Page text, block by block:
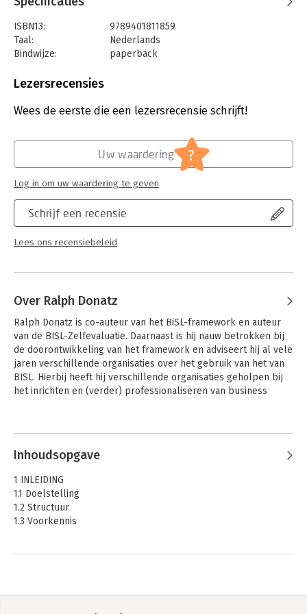
ISBN13:
9789401811859
Taal:
Nederlands
Bindwijze:
paperback
Uitgever:
Verschijningsdatum:
5-7-2024
IT-management / ICT
Lezersrecensies
Wees de eerste die een lezersrecensie schrijft!
Schrijf een recensie
Lees ons recensiebeleid
Uw waardering ?
Log in om uw waardering te geven
Over Ralph Donatz
Ralph Donatz is co-auteur van het BiSL-framework en auteur
van de BISL-Zelfevaluatie. Daarnaast is hij nauw betrokken bij
de doorontwikkeling van het framework en adviseert hij al vele
jaren verschillende organisaties over het gebruik van het van
BISL. Hierbij heeft hij verschillende organisaties geholpen bij
het inrichten en (verder) professionaliseren van business
jaarboek over functioneel beheer en informatiemanagement
Andere boeken door Ralph Donatz
Inhoudsopgave
1 INLEIDING
1.1 Doelstelling
1.2 Structuur
1.3 Voorkennis